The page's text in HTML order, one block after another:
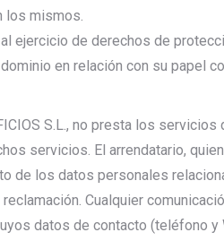
los mismos.
ejercicio de derechos de
en relación con su papel
S.L., no presta los
servicios. El arrendatario,
de los datos personales
Cualquier
datos de contacto (teléfono y